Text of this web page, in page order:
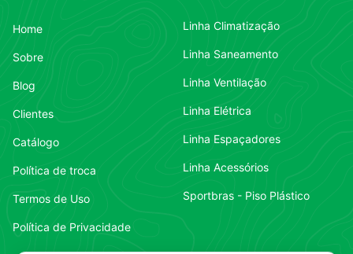
Home
Sobre
Blog
Clientes
Catálogo
Política de troca
Termos de Uso
Política de Privacidade
Linha Climatização
Linha Saneamento
Linha Ventilação
Linha Elétrica
Linha Espaçadores
Linha Acessórios
Sportbras - Piso Plástico